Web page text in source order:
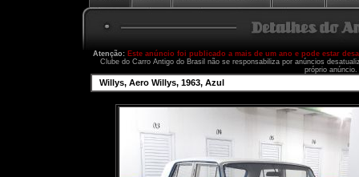
Atenção: Este anúncio foi publicado a mais de um ano e pode estar
Clube do Carro Antigo do Brasil não se responsabiliza por anúncios
próprio anúncio.
Willys, Aero Willys, 1963, Azul